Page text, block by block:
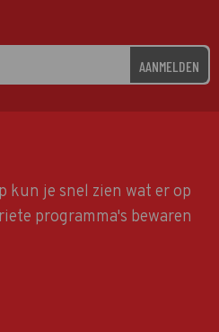
AANMELDEN
kun je snel zien wat er op
programma's bewaren